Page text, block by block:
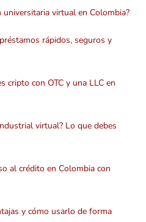
universitaria virtual en Colombia?
rápidos, seguros y
cripto con OTC y una LLC en
virtual? Lo que debes
al crédito en Colombia con
y cómo usarlo de forma